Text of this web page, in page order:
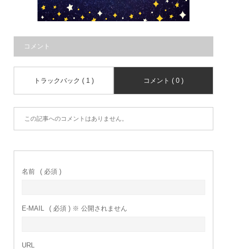
コメント
トラックバック ( 1 ) コメント ( 0 )
この記事へのコメントはありません。
名前 ( 必須 )
E-MAIL ( 必須 ) ※ 公開されません
URL